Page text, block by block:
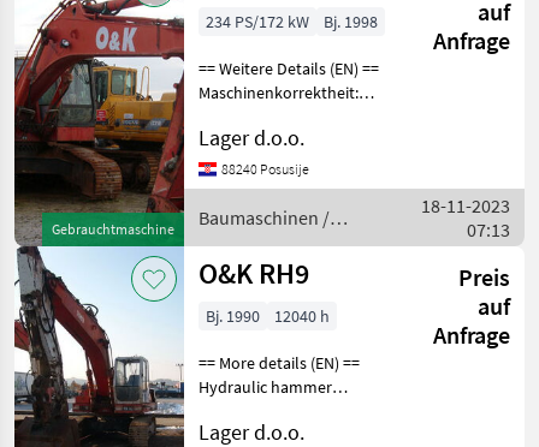
Gebrauchtmaschine
auf
Anfrage
234 PS/172 kW Bj. 1998
== Weitere Details (EN) ==
Maschinenkorrektheit:
Zylinder
Kabineninnenraum
Löffelstiel hydraulische
Pumpe Hammerinstallation
Lager d.o.o.
88240 Posusije
Baumaschinen /
O&K
18-11-2023
07:13
O&K RH9
Preis
auf
Anfrage
Bj. 1990 12040 h
== More details (EN) ==
Hydraulic hammer
clotch bucket for stone
Lager d.o.o.